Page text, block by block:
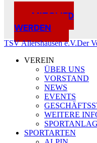
MITGLIED
WERDEN
TSV Allershausen e.V.Der
VEREIN
ÜBER UNS
VORSTAND
NEWS
EVENTS
WEITERE
SPORTARTEN